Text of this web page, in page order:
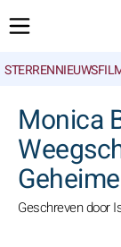
STERRENNIEUWS
Monica
Geschreven door